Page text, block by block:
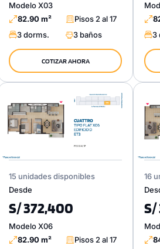
Modelo X03
82.90 m²
Pisos 2 al 17
3 dorms.
3 baños
COTIZAR AHORA
3
15 unidades disponibles
Desde
S/ 372,400
Modelo X06
82.90 m²
Pisos 2 al 17
16